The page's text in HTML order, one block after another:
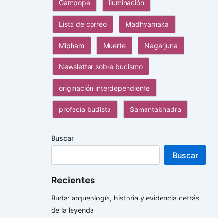
Gampopa iluminación
Lista de correo Madhyamaka
Mipham Muerte Nagarjuna
Newsletter sobre budismo
originación interdependiente
profecía budista Samantabhadra
Buscar
Buscar
Recientes
Buda: arqueología, historia y evidencia detrás
de la leyenda